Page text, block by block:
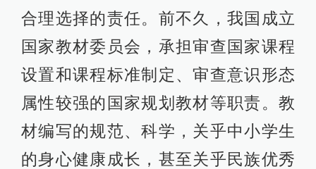
合理选择的责任。前不久，我国成立
国家教材委员会，承担审查国家课程
设置和课程标准制定、审查意识形态
属性较强的国家规划教材等职责。教
材编写的规范、科学，关乎中小学生
的身心健康成长，甚至关乎民族优秀